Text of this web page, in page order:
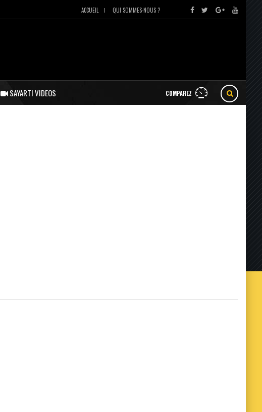
ACCUEIL QUI SOMMES-NOUS ?
COMPAREZ
SAYARTI VIDEOS